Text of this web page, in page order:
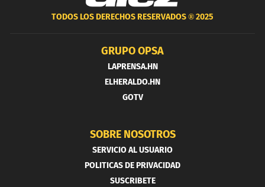
TODOS LOS DERECHOS RESERVADOS ®2025
GRUPO OPSA
LAPRENSA.HN
ELHERALDO.HN
GOTV
SOBRE NOSOTROS
SERVICIO AL USUARIO
POLITICAS DE PRIVACIDAD
SUSCRIBETE